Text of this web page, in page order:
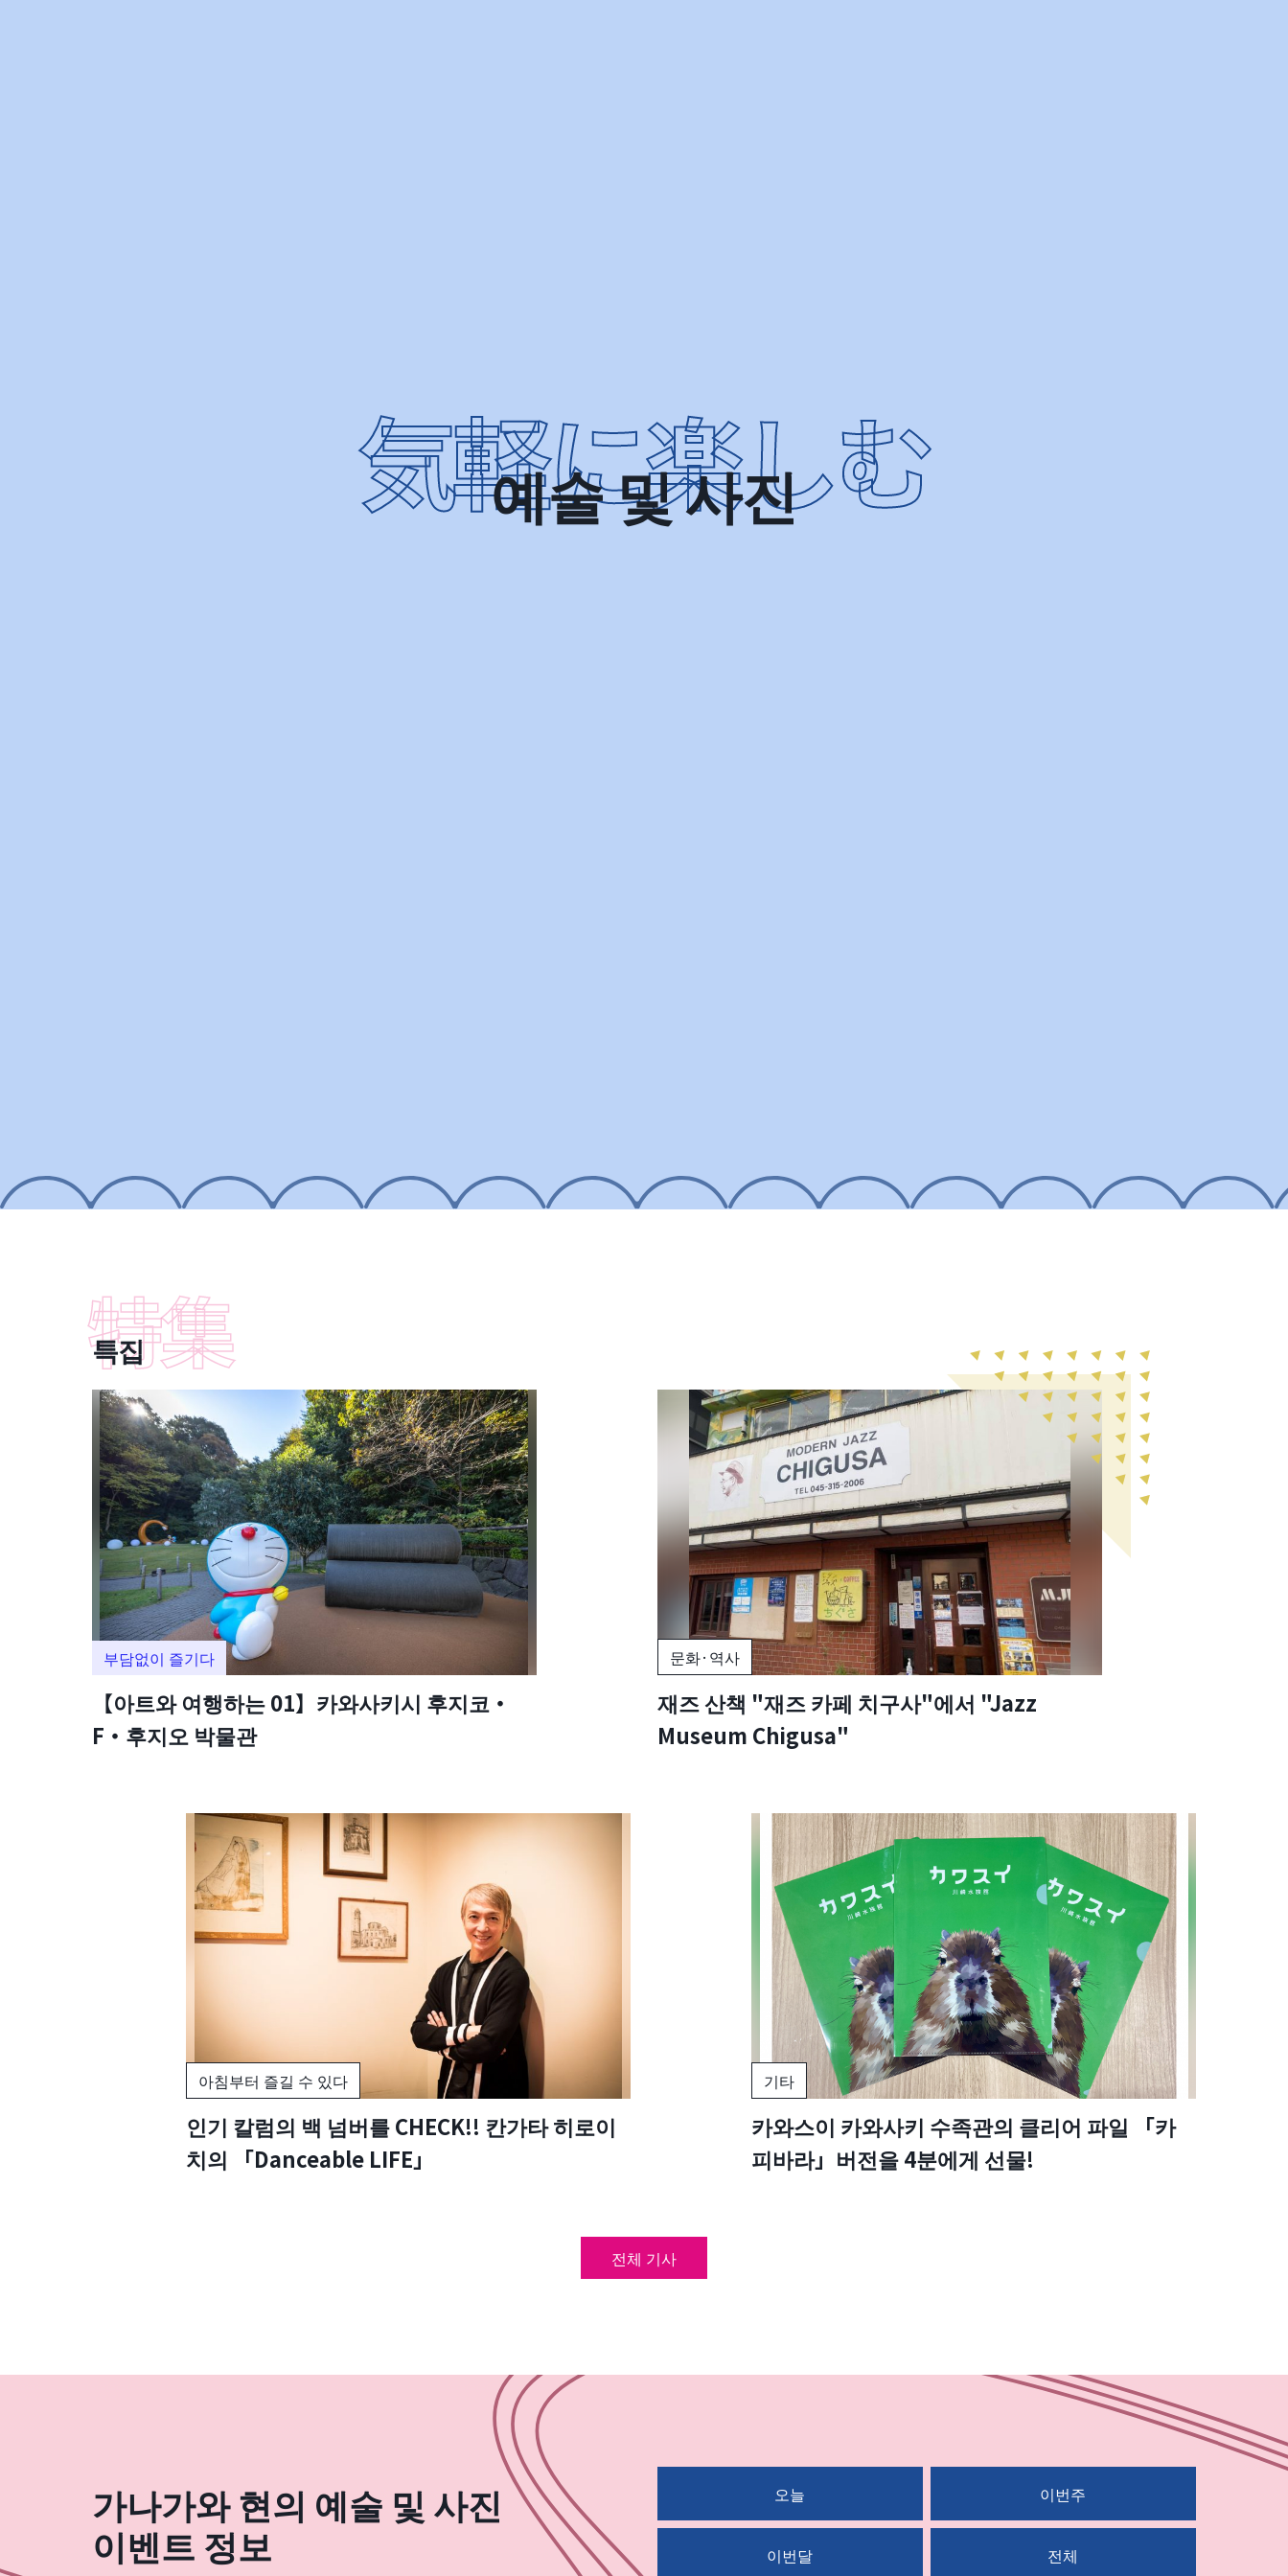
예술 및 사진
특집
부담없이 즐기다
【아트와 여행하는 01】카와사키시 후지코・
F・후지오 박물관
문화·역사
재즈 산책 "재즈 카페 치구사"에서 "Jazz
Museum Chigusa"
아침부터 즐길 수 있다
인기 칼럼의 백 넘버를 CHECK!! 칸가타 히로이
치의 「Danceable LIFE」
기타
카와스이 카와사키 수족관의 클리어 파일 「카
피바라」버전을 4분에게 선물!
전체 기사
가나가와 현의 예술 및 사진
이벤트 정보
오늘 이번주
이번달 전체